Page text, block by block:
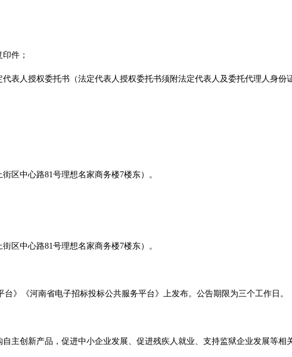
件；
表人授权委托书（法定代表人授权委托书须附法定代表人及委托代理人身份
区中心路81号理想名家商务楼7楼东）。
区中心路81号理想名家商务楼7楼东）。
》《河南省电子招标投标公共服务平台》上发布。公告期限为三个工作日。
主创新产品，促进中小企业发展、促进残疾人就业、支持监狱企业发展等相